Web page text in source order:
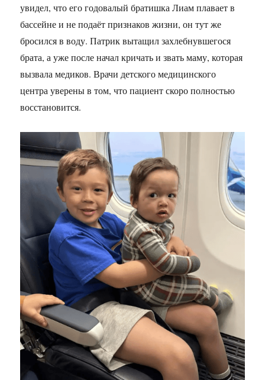
увидел, что его годовалый братишка Лиам плавает в
бассейне и не подаёт признаков жизни, он тут же
бросился в воду. Патрик вытащил захлебнувшегося
брата, а уже после начал кричать и звать маму, которая
вызвала медиков. Врачи детского медицинского
центра уверены в том, что пациент скоро полностью
восстановится.